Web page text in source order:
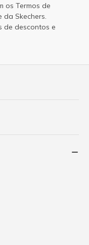
os Termos de
da Skechers.
de descontos e